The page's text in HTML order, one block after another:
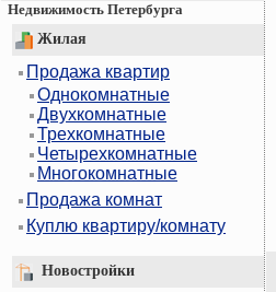
Недвижимость Петербурга
Жилая
Продажа квартир
Однокомнатные
Двухкомнатные
Трехкомнатные
Четырехкомнатные
Многокомнатные
Продажа комнат
Куплю квартиру/комнату
Новостройки